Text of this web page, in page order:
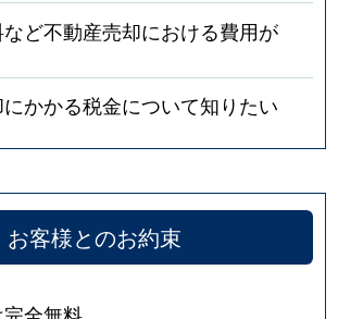
ど不動産売却における費用が
かかる税金について知りたい
お客様とのお約束
全無料